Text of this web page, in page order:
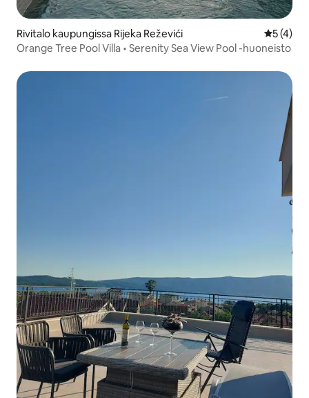
Rivitalo kaupungissa Rijeka Reževići
5 (4)
Orange Tree Pool Villa • Serenity Sea View Pool -huoneisto